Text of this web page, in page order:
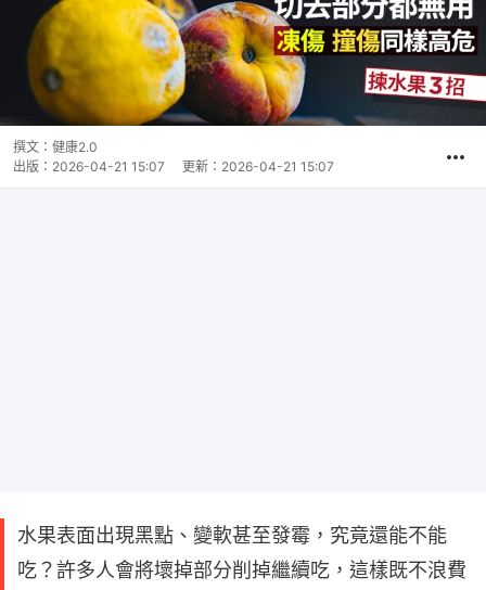
撰文： 健康2.0
出版： 2026-04-21 15:07 更新： 2026-04-21 15:07
水果表面出現黑點、變軟甚至發霉，究竟還能不能
吃？許多人會將壞掉部分削掉繼續吃，這樣既不浪費